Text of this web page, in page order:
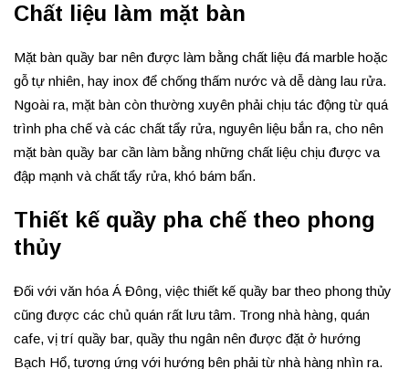
Chất liệu làm mặt bàn
Mặt bàn quầy bar nên được làm bằng chất liệu đá marble hoặc
gỗ tự nhiên, hay inox để chống thấm nước và dễ dàng lau rửa.
Ngoài ra, mặt bàn còn thường xuyên phải chịu tác động từ quá
trình pha chế và các chất tẩy rửa, nguyên liệu bắn ra, cho nên
mặt bàn quầy bar cần làm bằng những chất liệu chịu được va
đập mạnh và chất tẩy rửa, khó bám bẩn.
Thiết kế quầy pha chế theo phong
thủy
Đối với văn hóa Á Đông, việc thiết kế quầy bar theo phong thủy
cũng được các chủ quán rất lưu tâm. Trong nhà hàng, quán
cafe, vị trí quầy bar, quầy thu ngân nên được đặt ở hướng
Bạch Hổ, tương ứng với hướng bên phải từ nhà hàng nhìn ra.